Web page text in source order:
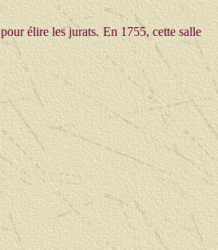
élire les jurats. En 1755, cette salle